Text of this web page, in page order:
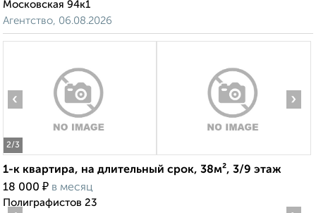
Московская 94к1
Агентство, 06.08.2026
2/3
‹ ›
1-к квартира, на длительный срок, 38м², 3/9 этаж
18 000 ₽ в месяц
Полиграфистов 23